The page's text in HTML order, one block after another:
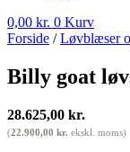
0,00 kr. 0 Kurv
Forside /Løvblæser
Billy goat
28.625,00 kr.
(22.900,00 kr. ekskl. moms)